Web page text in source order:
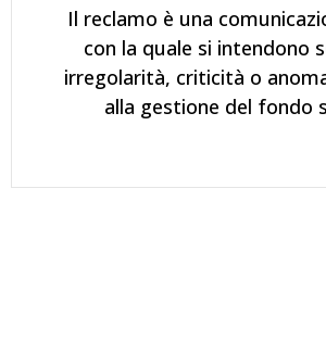
Il reclamo è una
con la quale si intendono
irregolarità, criticità o
alla gestione del fondo